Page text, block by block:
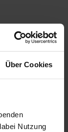
Über Cookies
Nutzung